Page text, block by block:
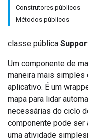
Construtores públicos
Métodos públicos
classe pública
Um componente de
maneira mais simples
aplicativo. É um
mapa para lidar
necessárias do ciclo
componente pode ser
uma atividade